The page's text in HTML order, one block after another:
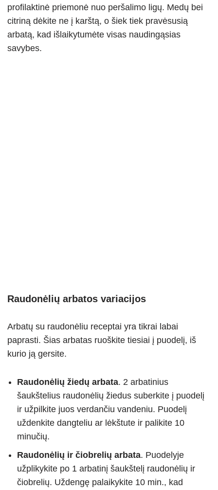
profilaktinė priemonė nuo peršalimo ligų. Medų bei
citriną dėkite ne į karštą, o šiek tiek pravėsusią
arbatą, kad išlaikytumėte visas naudingąsias
savybes.
Raudonėlių arbatos variacijos
Arbatų su raudonėliu receptai yra tikrai labai
paprasti. Šias arbatas ruoškite tiesiai į puodelį, iš
kurio ją gersite.
Raudonėlių žiedų arbata. 2 arbatinius
šaukštelius raudonėlių žiedus suberkite į puodelį
ir užpilkite juos verdančiu vandeniu. Puodelį
uždenkite dangteliu ar lėkštute ir palikite 10
minučių.
Raudonėlių ir čiobrelių arbata. Puodelyje
užplikykite po 1 arbatinį šaukštelį raudonėlių ir
čiobrelių. Uždengę palaikykite 10 min., kad